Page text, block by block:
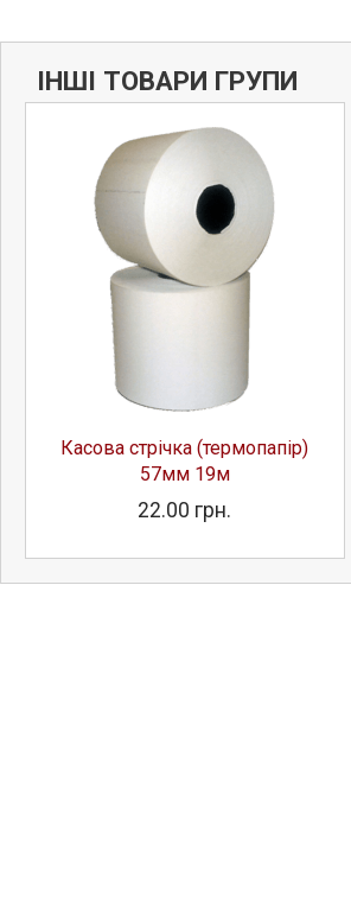
Дізнатись більше
ІНШІ ТОВАРИ ГРУПИ
Касова стрічка (термопапір)
57мм 19м
22.00 грн.